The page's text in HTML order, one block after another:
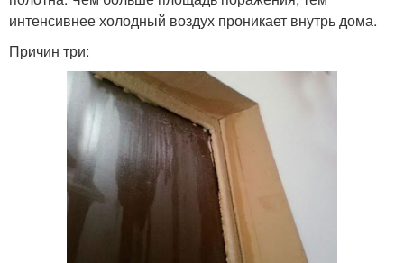
интенсивнее холодный воздух проникает внутрь дома.
Причин три: